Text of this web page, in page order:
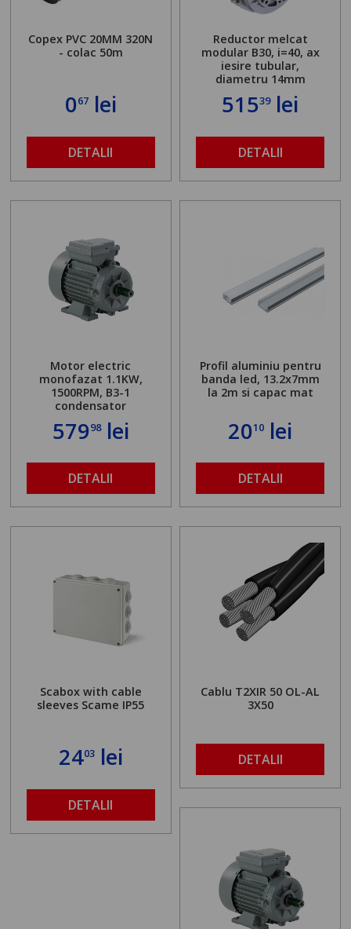
Copex PVC 20MM 320N
- colac 50m
067lei
DETALII
Reductor melcat
modular B30, i=40, ax
iesire tubular,
diametru 14mm
51539lei
DETALII
Motor electric
monofazat 1.1KW,
1500RPM, B3-1
condensator
57998lei
DETALII
Profil aluminiu pentru
banda led, 13.2x7mm
la 2m si capac mat
2010 lei
DETALII
Scabox with cable
sleeves Scame IP55
2403lei
DETALII
Cablu T2XIR 50 OL-AL
3X50
DETALII